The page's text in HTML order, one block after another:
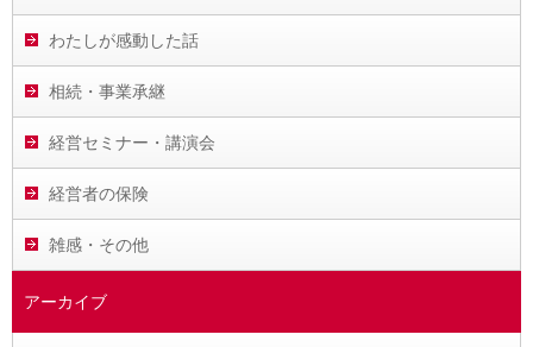
わたしが感動した話
相続・事業承継
経営セミナー・講演会
経営者の保険
雑感・その他
アーカイブ